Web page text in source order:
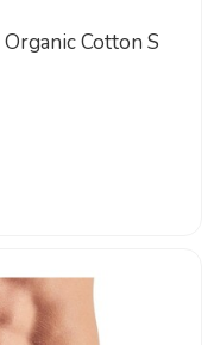
Organic Cotton S